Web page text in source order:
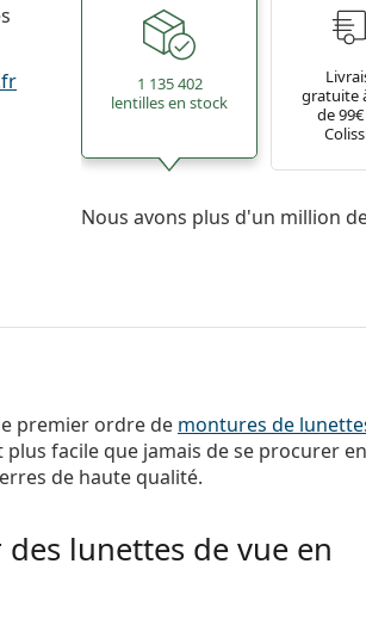
1 135 402
lentilles en stock
gratuite
de
Nous avons plus d'un million
premier ordre de montures de
facile que jamais de se procurer en
de haute qualité.
lunettes de vue en